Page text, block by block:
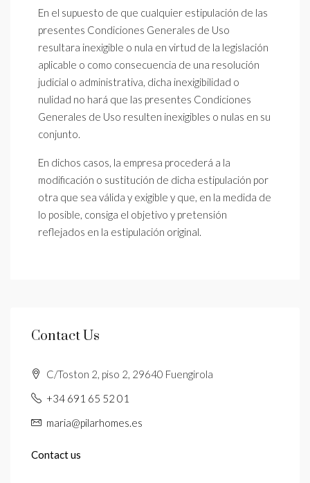
En el supuesto de que cualquier estipulación de las
presentes Condiciones Generales de Uso
resultara inexigible o nula en virtud de la legislación
aplicable o como consecuencia de una resolución
judicial o administrativa, dicha inexigibilidad o
nulidad no hará que las presentes Condiciones
Generales de Uso resulten inexigibles o nulas en su
conjunto.
En dichos casos, la empresa procederá a la
modificación o sustitución de dicha estipulación por
otra que sea válida y exigible y que, en la medida de
lo posible, consiga el objetivo y pretensión
reflejados en la estipulación original.
Contact Us
C/Toston 2, piso 2, 29640 Fuengirola
+34 691 65 52 01
maria@pilarhomes.es
Contact us